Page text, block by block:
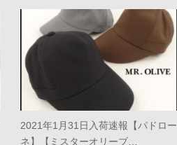
2021年1月31日入荷速報【パドロー
ネ】【ミスターオリーブ…